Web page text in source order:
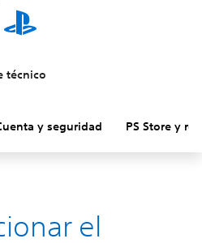
técnico
y seguridad PS Store y
el